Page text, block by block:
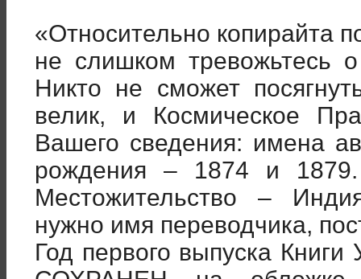
«Относительно копирайта
не слишком тревожьтесь
Никто не сможет
велик, и Космическое
Вашего сведения: имена
рождения – 1874 и 1879.
Местожительство –
нужно имя переводчика,
Год первого выпуска